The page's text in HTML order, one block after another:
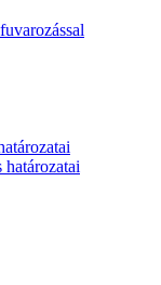
határozatai